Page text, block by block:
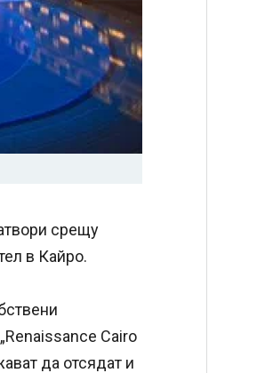
срещу
в Кайро.
Cairo
да отсядат и